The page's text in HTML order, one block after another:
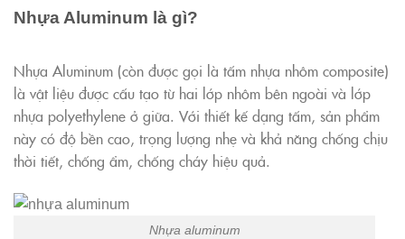
Nhựa Aluminum là gì?
Nhựa Aluminum (còn được gọi là tấm nhựa nhôm composite)
là vật liệu được cấu tạo từ hai lớp nhôm bên ngoài và lớp
nhựa polyethylene ở giữa. Với thiết kế dạng tấm, sản phẩm
này có độ bền cao, trọng lượng nhẹ và khả năng chống chịu
thời tiết, chống ẩm, chống cháy hiệu quả.
Nhựa aluminum